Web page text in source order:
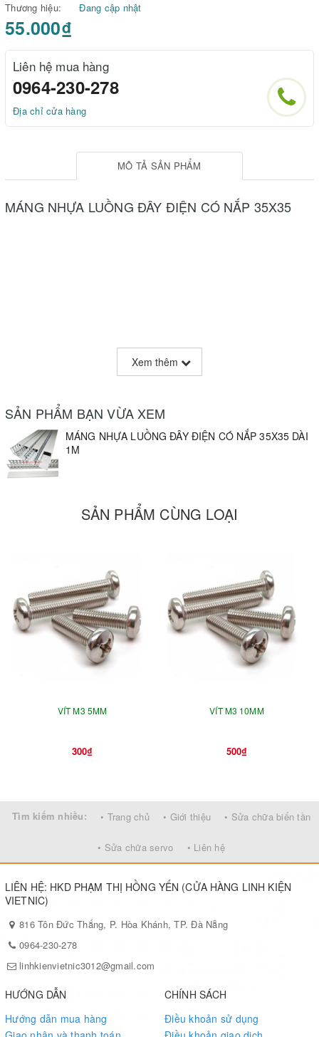
Thương hiệu:
Đang cập nhật
55.000₫
Liên hệ mua hàng
0964-230-278
Địa chỉ cửa hàng
MÔ TẢ SẢN PHẨM
MÁNG NHỰA LUỒNG ĐÂY ĐIỆN CÓ NẮP 35X35
Xem thêm
SẢN PHẨM BẠN VỪA XEM
MÁNG NHỰA LUỒNG ĐÂY ĐIỆN CÓ NẮP 35X35 DÀI
1M
SẢN PHẨM CÙNG LOẠI
VÍT M3 5MM
300₫
VÍT M3 10MM
500₫
Tìm kiếm nhiều: • Trang chủ • Giới thiệu • Sửa chữa biến tần
• Sửa chữa servo • Liên hệ
LIÊN HỆ: HKD PHẠM THỊ HỒNG YẾN (CỬA HÀNG LINH KIỆN
VIETNIC)
816 Tôn Đức Thắng, P. Hòa Khánh, TP. Đà Nẵng
0964-230-278
linhkienvietnic3012@gmail.com
HƯỚNG DẪN
Hướng dẫn mua hàng
CHÍNH SÁCH
Điều khoản sử dụng